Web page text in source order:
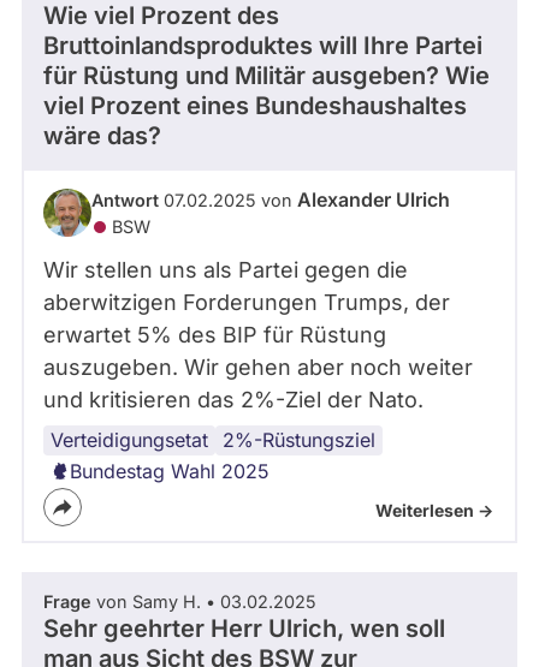
Wie viel Prozent des
Bruttoinlandsproduktes will Ihre Partei
für Rüstung und Militär ausgeben? Wie
viel Prozent eines Bundeshaushaltes
wäre das?
Antwort 07.02.2025 von Alexander Ulrich
BSW
Wir stellen uns als Partei gegen die
aberwitzigen Forderungen Trumps, der
erwartet 5% des BIP für Rüstung
auszugeben. Wir gehen aber noch weiter
und kritisieren das 2%-Ziel der Nato.
Verteidigungsetat 2%-Rüstungsziel
Rüstungspolitik
Bundeswehr
Bundestag Wahl 2025
Weiterlesen ->
Frage von Samy H. • 03.02.2025
Sehr geehrter Herr Ulrich, wen soll
man aus Sicht des BSW zur